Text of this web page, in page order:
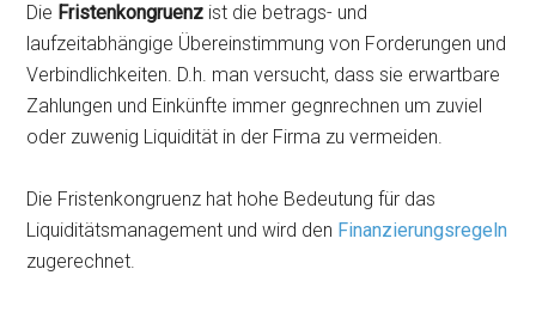
Die Fristenkongruenz ist die betrags- und
laufzeitabhängige Übereinstimmung von Forderungen und
Verbindlichkeiten. D.h. man versucht, dass sie erwartbare
Zahlungen und Einkünfte immer gegnrechnen um zuviel
oder zuwenig Liquidität in der Firma zu vermeiden.
Die Fristenkongruenz hat hohe Bedeutung für das
Liquiditätsmanagement und wird den Finanzierungsregeln
zugerechnet.